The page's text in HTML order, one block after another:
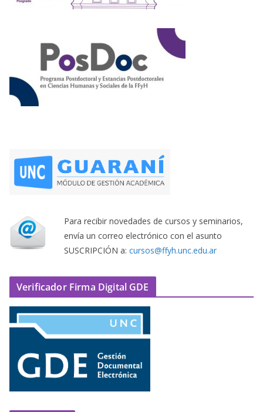
Para recibir novedades de cursos y seminarios,
envía un correo electrónico con el asunto
SUSCRIPCIÓN a: cursos@ffyh.unc.edu.ar
Verificador Firma Digital GDE